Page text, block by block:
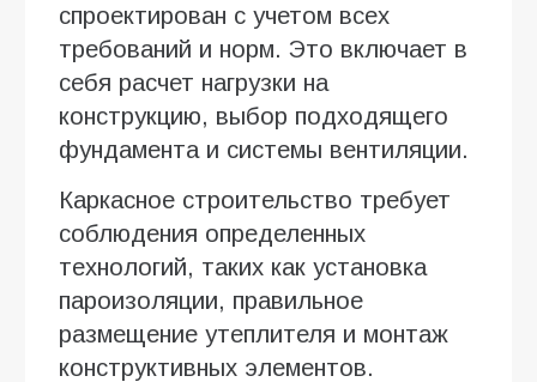
спроектирован с учетом всех
требований и норм. Это включает в
себя расчет нагрузки на
конструкцию, выбор подходящего
фундамента и системы вентиляции.
Каркасное строительство требует
соблюдения определенных
технологий, таких как установка
пароизоляции, правильное
размещение утеплителя и монтаж
конструктивных элементов.